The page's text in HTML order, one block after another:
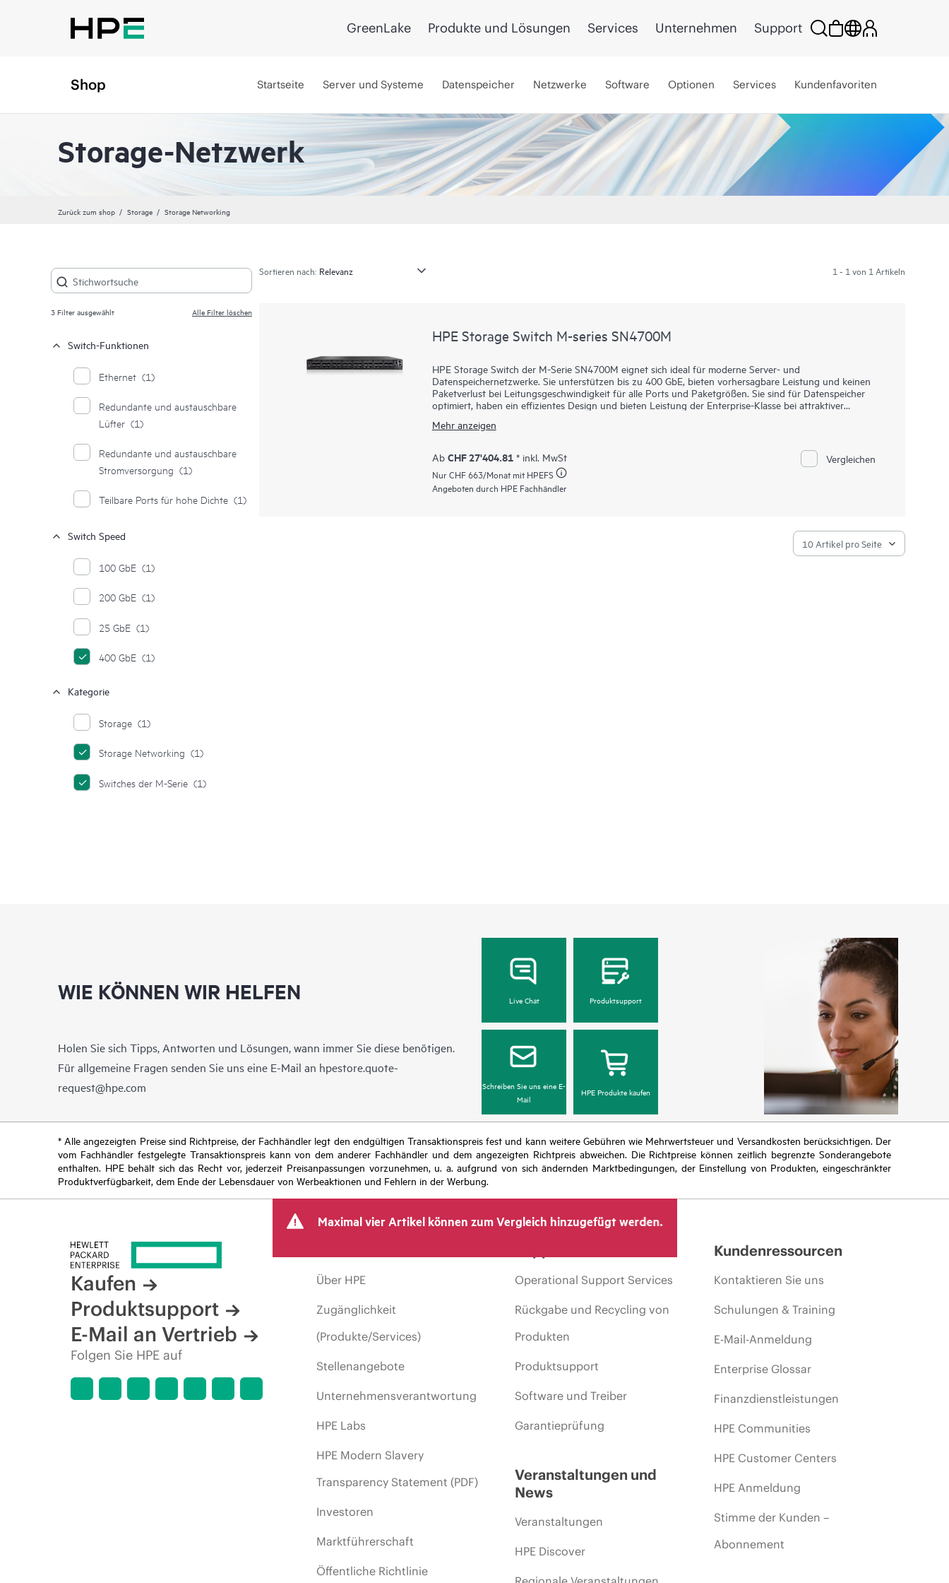
GreenLake Produkte und Lösungen Services Unternehmen Support
Shop Startseite Server und Systeme Datenspeicher Netzwerke Software Optionen Services Kundenfavoriten
Storage-Netzwerk
Zurück zum shop Storage Storage Networking
3Filter ausgewählt Alle Filter löschen
Switch-Funktionen
Ethernet (1)
Redundante und austauschbare
Lüfter (1)
Redundante und austauschbare
Stromversorgung (1)
Teilbare Ports für hohe Dichte (1)
Switch Speed
100 GbE (1)
200 GbE (1)
25 GbE (1)
400 GbE (1)
Kategorie
Storage (1)
Storage Networking (1)
Switches der M-Serie (1)
Sortieren nach: 1 - 1 von 1 Artikeln
HPE Storage Switch M-series SN4700M
HPE Storage Switch der M-Serie SN4700M eignet sich ideal für moderne Server- und
Datenspeichernetzwerke. Sie unterstützen bis zu 400 GbE, bieten vorhersagbare Leistung und keinen
Paketverlust bei Leitungsgeschwindigkeit für alle Ports und Paketgrößen. Sie sind für Datenspeicher
optimiert, haben ein effizientes Design und bieten Leistung der Enterprise-Klasse bei attraktiver
SN4700M basieren, sind schnell, zuverlässig und skalierbar, aber auch erschwinglich und einfach zu
und latenzarme Konnektivität, selbst bei hohen Workloads oder unterschiedlichen
Portgeschwindigkeiten. Damit sind sie ideal für die Bereitstellung von Datenspeicher, Hyperkonvergenz,
Finanzdienstleistungen, Medien und Unterhaltung geeignet.
Mehr anzeigen
Ab CHF 27'404.81 * inkl. MwSt
Nur CHF 663/Monat mit HPEFS
Angeboten durch HPE Fachhändler
Vergleichen
WIE KÖNNEN WIR HELFEN
Holen Sie sich Tipps, Antworten und Lösungen, wann immer Sie diese benötigen.
Für allgemeine Fragen senden Sie uns eine E-Mail an hpestore.quote-
request@hpe.com
Live Chat Produktsupport
Schreiben Sie uns eine E-
Mail
HPE Produkte kaufen
* Alle angezeigten Preise sind Richtpreise, der Fachhändler legt den endgültigen Transaktionspreis fest und kann weitere Gebühren wie Mehrwertsteuer und Versandkosten berücksichtigen. Der
vom Fachhändler festgelegte Transaktionspreis kann von dem anderer Fachhändler und dem angezeigten Richtpreis abweichen. Die Richtpreise können zeitlich begrenzte Sonderangebote
enthalten. HPE behält sich das Recht vor, jederzeit Preisanpassungen vorzunehmen, u. a. aufgrund von sich ändernden Marktbedingungen, der Einstellung von Produkten, eingeschränkter
Produktverfügbarkeit, dem Ende der Lebensdauer von Werbeaktionen und Fehlern in der Werbung.
Maximal vier Artikel können zum Vergleich hinzugefügt werden.
Kaufen
Produktsupport
E-Mail an Vertrieb
Folgen Sie HPE auf
Über HPE
Zugänglichkeit
(Produkte/Services)
Stellenangebote
Unternehmensverantwortung
HPE Labs
HPE Modern Slavery
Transparency Statement (PDF)
Investoren
Marktführerschaft
Öffentliche Richtlinie
Operational Support Services
Rückgabe und Recycling von
Produkten
Produktsupport
Software und Treiber
Garantieprüfung
Veranstaltungen und
News
Veranstaltungen
HPE Discover
Kundenressourcen
Kontaktieren Sie uns
Schulungen & Training
E-Mail-Anmeldung
Enterprise Glossar
Finanzdienstleistungen
HPE Communities
HPE Customer Centers
HPE Anmeldung
Stimme der Kunden –
Abonnement